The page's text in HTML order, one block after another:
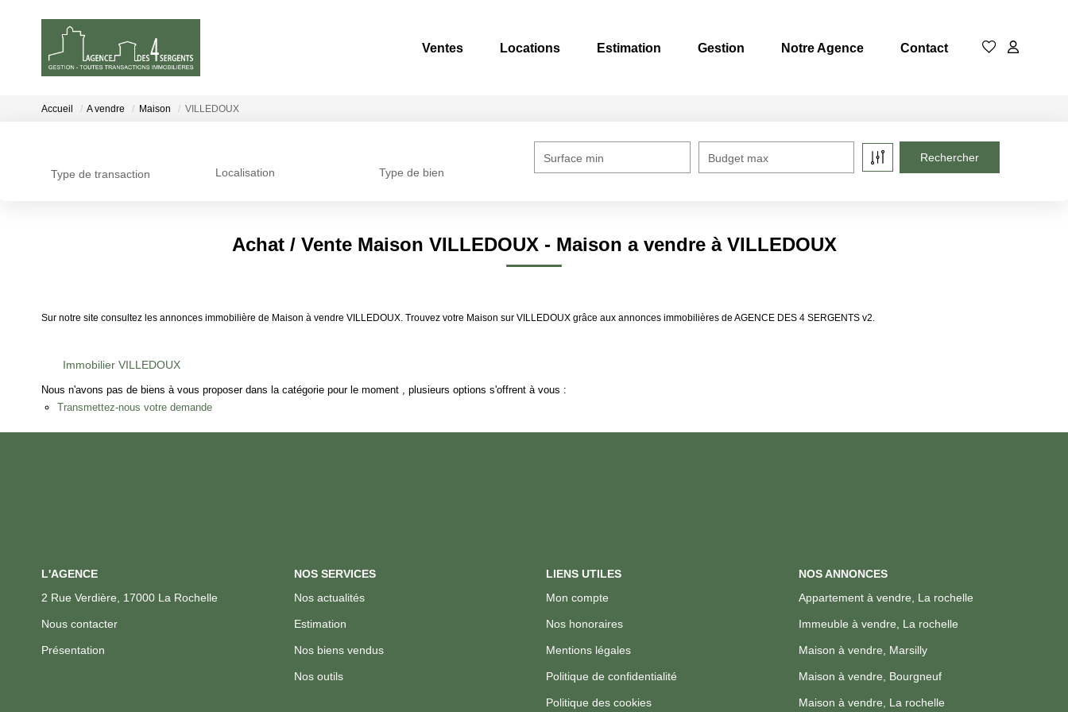
Ventes Locations Estimation Gestion Notre Agence Contact
Accueil A vendre Maison VILLEDOUX
Type de transaction Localisation Type de bien
Surface min Budget max
Achat / Vente Maison VILLEDOUX - Maison a vendre à VILLEDOUX
Sur notre site consultez les annonces immobilière de Maison à vendre VILLEDOUX. Trouvez votre Maison sur VILLEDOUX grâce aux annonces immobilières de AGENCE DES 4 SERGENTS v2.
Immobilier VILLEDOUX
Nous n'avons pas de biens à vous proposer dans la catégorie pour le moment , plusieurs options s'offrent à vous :
Transmettez-nous votre demande
L'AGENCE
2 Rue Verdière, 17000 La Rochelle
Nous contacter
Présentation
NOS SERVICES
Nos actualités
Estimation
Nos biens vendus
Nos outils
LIENS UTILES
Mon compte
Nos honoraires
Mentions légales
Politique de confidentialité
Politique des cookies
NOS ANNONCES
Appartement à vendre, La rochelle
Immeuble à vendre, La rochelle
Maison à vendre, Marsilly
Maison à vendre, Bourgneuf
Maison à vendre, La rochelle